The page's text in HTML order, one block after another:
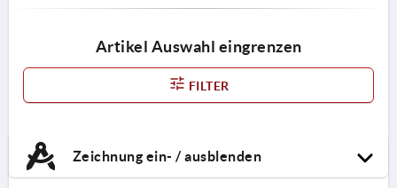
Artikel Auswahl eingrenzen
FILTER
Zeichnung ein- / ausblenden